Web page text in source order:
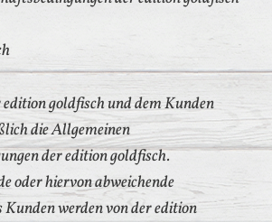
edition goldfisch und dem Kunden
die Allgemeinen
der edition goldfisch.
oder hiervon abweichende
Kunden werden von der edition